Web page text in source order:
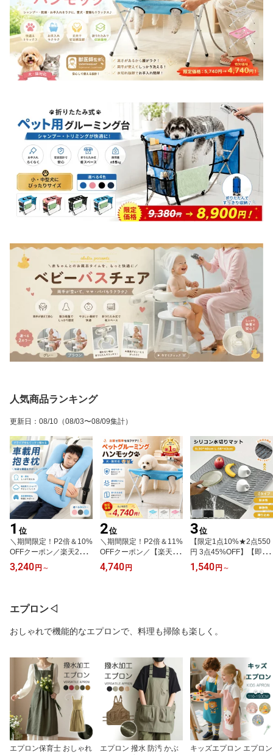
人気商品ランキング
更新日 ： 08/10 （08/03〜08/09集計）
1 位
＼期間限定！P2倍＆10%
OFFクーポン／楽天2位
多機能 子供 車 抱き枕 車
用 抱き枕 車載用抱き枕
クッション 頚部サポート
ネックパッド ドライブ
ッズ 快眠グッズ ふわふ
兼用
3,240 円 ～
2位
＼期間限定！P2倍＆11%
OFFクーポン／【楽天1
位！新登場】【短納期】
犬 グルーミングハンモッ
ルフケア 爪切り 補助具
4,740 円
3位
【限定1点10%★2点550
円 3点45%OFF】【即
納】水切りマットシリコ
ン製 水切りトレー食器乾
手入れ簡単 食器置き キ
サイド 新生活
1,540 円 ～
エプロン◁
おしゃれで機能的なエプロンで、料理も掃除も楽しく。
エプロン保育士 おしゃれ
エプロン 撥水 防汚 かぶ
キッズエプロン エプロン